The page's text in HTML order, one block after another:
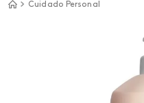
Cuidado Personal